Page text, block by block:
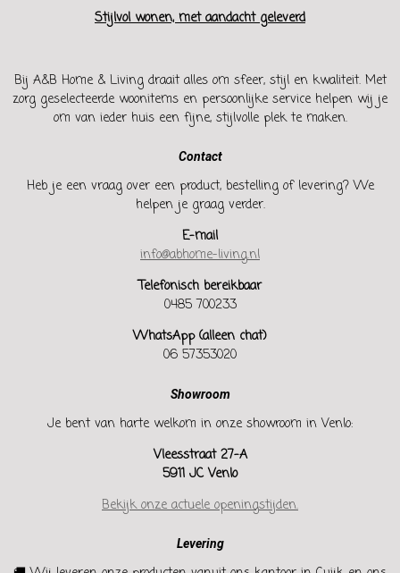
Stijlvol wonen, met aandacht geleverd
Bij A&B Home & Living draait alles om sfeer, stijl en kwaliteit. Met
zorg geselecteerde woonitems en persoonlijke service helpen wij je
om van ieder huis een fijne, stijlvolle plek te maken.
Contact
Heb je een vraag over een product, bestelling of levering? We
helpen je graag verder.
E-mail
info@abhome-living.nl
Telefonisch bereikbaar
0485 700233
WhatsApp (alleen chat)
06 57353020
Showroom
Je bent van harte welkom in onze showroom in Venlo:
Vleesstraat 27-A
5911 JC Venlo
Bekijk onze actuele openingstijden.
Levering